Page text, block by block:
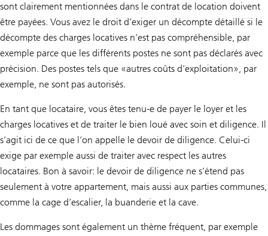
sont clairement mentionnées dans le contrat de location doivent
être payées. Vous avez le droit d’exiger un décompte détaillé si le
décompte des charges locatives n’est pas compréhensible, par
exemple parce que les différents postes ne sont pas déclarés avec
précision. Des postes tels que «autres coûts d’exploitation», par
exemple, ne sont pas autorisés.
En tant que locataire, vous êtes tenu-e de payer le loyer et les
charges locatives et de traiter le bien loué avec soin et diligence. Il
s’agit ici de ce que l’on appelle le devoir de diligence. Celui-ci
exige par exemple aussi de traiter avec respect les autres
locataires. Bon à savoir: le devoir de diligence ne s’étend pas
seulement à votre appartement, mais aussi aux parties communes,
comme la cage d’escalier, la buanderie et la cave.
Les dommages sont également un thème fréquent, par exemple